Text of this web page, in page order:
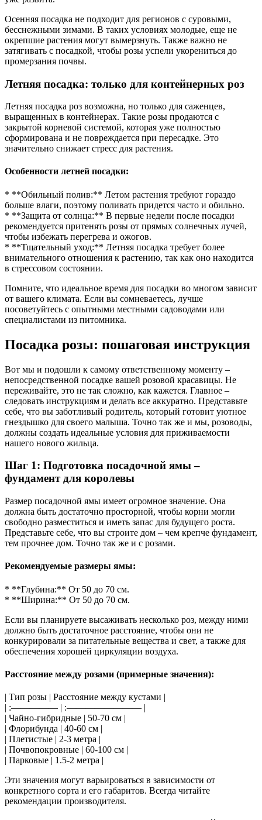
Осенняя посадка не подходит для регионов с суровыми,
бесснежными зимами. В таких условиях молодые, еще не
окрепшие растения могут вымерзнуть. Также важно не
затягивать с посадкой, чтобы розы успели укорениться до
промерзания почвы.
Летняя посадка: только для контейнерных роз
Летняя посадка роз возможна, но только для саженцев,
выращенных в контейнерах. Такие розы продаются с
закрытой корневой системой, которая уже полностью
сформирована и не повреждается при пересадке. Это
значительно снижает стресс для растения.
Особенности летней посадки:
* **Обильный полив:** Летом растения требуют гораздо
больше влаги, поэтому поливать придется часто и обильно.
* **Защита от солнца:** В первые недели после посадки
рекомендуется притенять розы от прямых солнечных лучей,
чтобы избежать перегрева и ожогов.
* **Тщательный уход:** Летняя посадка требует более
внимательного отношения к растению, так как оно находится
в стрессовом состоянии.
Помните, что идеальное время для посадки во многом зависит
от вашего климата. Если вы сомневаетесь, лучше
посоветуйтесь с опытными местными садоводами или
специалистами из питомника.
Посадка розы: пошаговая инструкция
Вот мы и подошли к самому ответственному моменту –
непосредственной посадке вашей розовой красавицы. Не
переживайте, это не так сложно, как кажется. Главное –
следовать инструкциям и делать все аккуратно. Представьте
себе, что вы заботливый родитель, который готовит уютное
гнездышко для своего малыша. Точно так же и мы, розоводы,
должны создать идеальные условия для приживаемости
нашего нового жильца.
Шаг 1: Подготовка посадочной ямы –
фундамент для королевы
Размер посадочной ямы имеет огромное значение. Она
должна быть достаточно просторной, чтобы корни могли
свободно разместиться и иметь запас для будущего роста.
Представьте себе, что вы строите дом – чем крепче фундамент,
тем прочнее дом. Точно так же и с розами.
Рекомендуемые размеры ямы:
* **Глубина:** От 50 до 70 см.
* **Ширина:** От 50 до 70 см.
Если вы планируете высаживать несколько роз, между ними
должно быть достаточное расстояние, чтобы они не
конкурировали за питательные вещества и свет, а также для
обеспечения хорошей циркуляции воздуха.
Расстояние между розами (примерные значения):
| Тип розы | Расстояние между кустами |
| :————— | :———————— |
| Чайно-гибридные | 50-70 см |
| Флорибунда | 40-60 см |
| Плетистые | 2-3 метра |
| Почвопокровные | 60-100 см |
| Парковые | 1.5-2 метра |
Эти значения могут варьироваться в зависимости от
конкретного сорта и его габаритов. Всегда читайте
рекомендации производителя.